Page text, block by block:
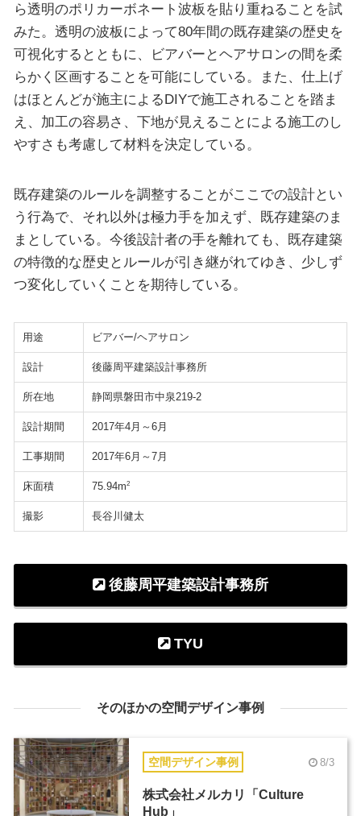
ら透明のポリカーボネート波板を貼り重ねることを試
みた。透明の波板によって80年間の既存建築の歴史を
可視化するとともに、ビアバーとヘアサロンの間を柔
らかく区画することを可能にしている。また、仕上げ
はほとんどが施主によるDIYで施工されることを踏ま
え、加工の容易さ、下地が見えることによる施工のし
やすさも考慮して材料を決定している。
既存建築のルールを調整することがここでの設計とい
う行為で、それ以外は極力手を加えず、既存建築のま
まとしている。今後設計者の手を離れても、既存建築
の特徴的な歴史とルールが引き継がれてゆき、少しず
つ変化していくことを期待している。
用途 ビアバー/ヘアサロン
設計 後藤周平建築設計事務所
所在地 静岡県磐田市中泉219-2
設計期間 2017年4月～6月
工事期間 2017年6月～7月
床面積 75.94m2
撮影 長谷川健太
後藤周平建築設計事務所
TYU
そのほかの空間デザイン事例
空間デザイン事例 8/3
株式会社メルカリ「Culture
Hub」